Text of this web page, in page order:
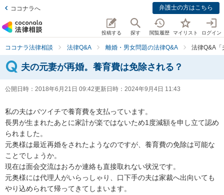
ココナラへ 弁護士の方はこちら
投稿する 探す 閲覧履歴 マイリスト ログイン
ココナラ法律相談 法律Q&A 離婚・男女問題の法律Q&A 法律Q&A「
夫の元妻が再婚。養育費は免除される？
公開日時： 2018年6月21日 09:42更新日時： 2024年9月4日 11:43
私の夫はバツイチで養育費を支払っています。
長男が生まれたあとに家計が楽ではないため1度減額を申し立て認め
られました。
元奥様は最近再婚をされたようなのですが、養育費の免除は可能な
ことでしょうか。
現在は面会交流はおろか連絡も直接取れない状況です。
元奥様には代理人がいらっしゃり、口下手の夫は家裁へ出向いても
やり込められて帰ってきてしまいます。